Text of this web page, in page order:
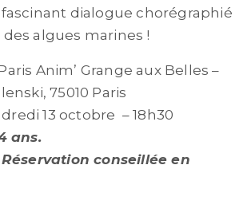
fascinant dialogue chorégraphié
algues marines !
Anim’ Grange aux Belles –
75010 Paris
13 octobre – 18h30
ans.
conseillée en